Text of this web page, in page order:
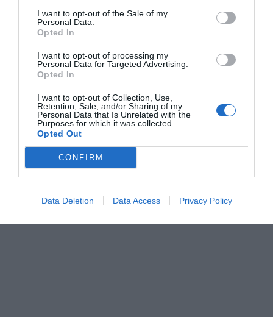
I want to opt-out of the Sale of my
Personal Data.
Opted In
I want to opt-out of processing my
Personal Data for Targeted Advertising.
Opted In
I want to opt-out of Collection, Use,
Retention, Sale, and/or Sharing of my
Personal Data that Is Unrelated with the
Purposes for which it was collected.
Opted Out
CONFIRM
Data Deletion Data Access Privacy Policy